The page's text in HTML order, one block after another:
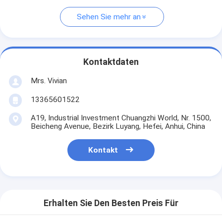
Sehen Sie mehr an
Kontaktdaten
Mrs. Vivian
13365601522
A19, Industrial Investment Chuangzhi World, Nr. 1500,
Beicheng Avenue, Bezirk Luyang, Hefei, Anhui, China
Kontakt
Erhalten Sie Den Besten Preis Für